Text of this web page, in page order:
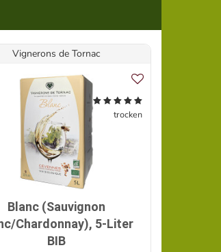
Vignerons de Tornac
trocken
Blanc (Sauvignon
Chardonnay), 5-Liter
BIB